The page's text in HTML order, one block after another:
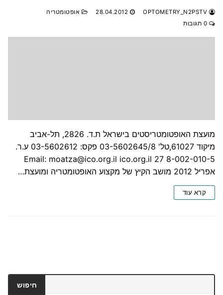
28.04.2012
אופטומטריה
מועצת האופטומטריסטים בישראל ת.ד. 2826, תל-אביב
מיקוד 61027,טל' 03-5602645/8 פקס: 03-5602612 ע.ר.
8-002-010-5 Email: moatza@ico.org.il ico.org.il 27
אפריל 2012 מושב הקיץ של מקצוע האופטומטריה ומועצת…
קרא עוד
חיפוש